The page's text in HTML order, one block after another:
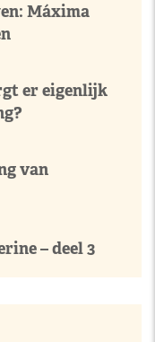
Máxima
er eigenlijk
van
– deel 3